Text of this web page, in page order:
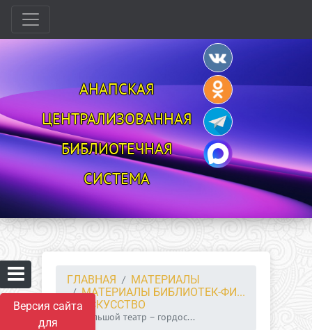
Версия сайта
для
АНАПСКАЯ
ЦЕНТРАЛИЗОВАННАЯ
БИБЛИОТЕЧНАЯ
СИСТЕМА
ГЛАВНАЯ
МАТЕРИАЛЫ
МАТЕРИАЛЫ БИБЛИОТЕК-ФИ...
ИСКУССТВО
Большой театр – гордос...